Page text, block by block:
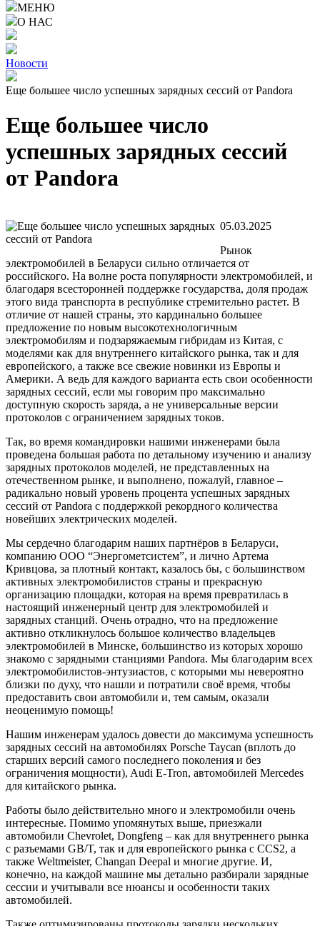
МЕНЮ
О НАС
Новости
Еще большее число успешных зарядных сессий от Pandora
Еще большее число
успешных зарядных сессий
от Pandora
05.03.2025
Рынок
электромобилей в Беларуси сильно отличается от
российского. На волне роста популярности электромобилей, и
благодаря всесторонней поддержке государства, доля продаж
этого вида транспорта в республике стремительно растет. В
отличие от нашей страны, это кардинально большее
предложение по новым высокотехнологичным
электромобилям и подзаряжаемым гибридам из Китая, с
моделями как для внутреннего китайского рынка, так и для
европейского, а также все свежие новинки из Европы и
Америки. А ведь для каждого варианта есть свои особенности
зарядных сессий, если мы говорим про максимально
доступную скорость заряда, а не универсальные версии
протоколов с ограничением зарядных токов.
Так, во время командировки нашими инженерами была
проведена большая работа по детальному изучению и анализу
зарядных протоколов моделей, не представленных на
отечественном рынке, и выполнено, пожалуй, главное –
радикально новый уровень процента успешных зарядных
сессий от Pandora с поддержкой рекордного количества
новейших электрических моделей.
Мы сердечно благодарим наших партнёров в Беларуси,
компанию ООО “Энергометсистем”, и лично Артема
Кривцова, за плотный контакт, казалось бы, с большинством
активных электромобилистов страны и прекрасную
организацию площадки, которая на время превратилась в
настоящий инженерный центр для электромобилей и
зарядных станций. Очень отрадно, что на предложение
активно откликнулось большое количество владельцев
электромобилей в Минске, большинство из которых хорошо
знакомо с зарядными станциями Pandora. Мы благодарим всех
электромобилистов-энтузиастов, с которыми мы невероятно
близки по духу, что нашли и потратили своё время, чтобы
предоставить свои автомобили и, тем самым, оказали
неоценимую помощь!
Нашим инженерам удалось довести до максимума успешность
зарядных сессий на автомобилях Porsche Taycan (вплоть до
старших версий самого последнего поколения и без
ограничения мощности), Audi E-Tron, автомобилей Mercedes
для китайского рынка.
Работы было действительно много и электромобили очень
интересные. Помимо упомянутых выше, приезжали
автомобили Chevrolet, Dongfeng – как для внутреннего рынка
с разъемами GB/T, так и для европейского рынка с CCS2, а
также Weltmeister, Changan Deepal и многие другие. И,
конечно, на каждой машине мы детально разбирали зарядные
сессии и учитывали все нюансы и особенности таких
автомобилей.